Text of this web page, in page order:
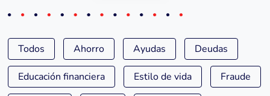
Todos Ahorro Ayudas Deudas
Educación financiera Estilo de vida Fraude